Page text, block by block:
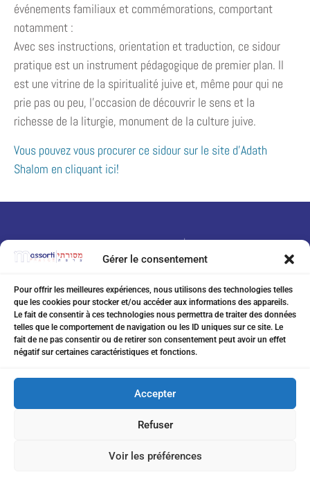
Gérer le consentement
Pour offrir les meilleures expériences, nous utilisons des technologies telles
que les cookies pour stocker et/ou accéder aux informations des appareils.
Le fait de consentir à ces technologies nous permettra de traiter des données
telles que le comportement de navigation ou les ID uniques sur ce site. Le
fait de ne pas consentir ou de retirer son consentement peut avoir un effet
négatif sur certaines caractéristiques et fonctions.
Accepter
Refuser
Voir les préférences
événements familiaux et commémorations, comportant
notamment :
Avec ses instructions, orientation et traduction, ce sidour
pratique est un instrument pédagogique de premier plan. Il
est une vitrine de la spiritualité juive et, même pour qui ne
prie pas ou peu, l’occasion de découvrir le sens et la
richesse de la liturgie, monument de la culture juive.
Vous pouvez vous procurer ce sidour sur le site d’Adath
Shalom en cliquant ici!
07 75 76 20 97
eitanchikli@gmail.com
17 av Shakespeare 06000 Nice